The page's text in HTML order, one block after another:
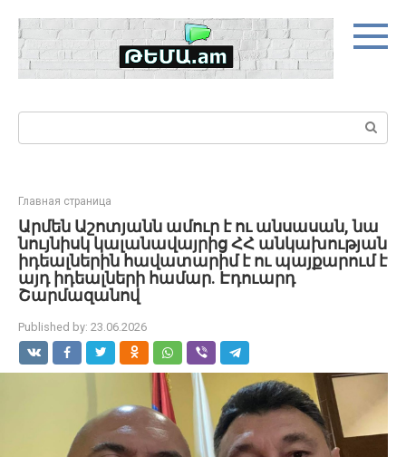
content
Search:
Главная страница
Արմեն Աշոտյանն ամուր է ու անսասան, նա
նույնիսկ կալանավայրից ՀՀ անկախության
իդեալներին հավատարիմ է ու պայքարում է
այդ իդեալների համար. Էդուարդ
Շարմազանով
Published by: 23.06.2026